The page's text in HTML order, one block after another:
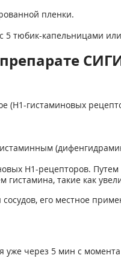
пленки.
5 тюбик-капельницами
(H1-гистаминовых
H1-рецепторов.
такие как
его местное
через 5 мин с